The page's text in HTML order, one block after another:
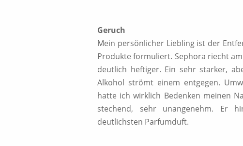
Geruch
Mein persönlicher Liebling ist der
Produkte formuliert. Sephora riecht
deutlich heftiger. Ein sehr starker,
Alkohol strömt einem entgegen.
hatte ich wirklich Bedenken meinen
stechend, sehr unangenehm. Er
deutlichsten Parfumduft.